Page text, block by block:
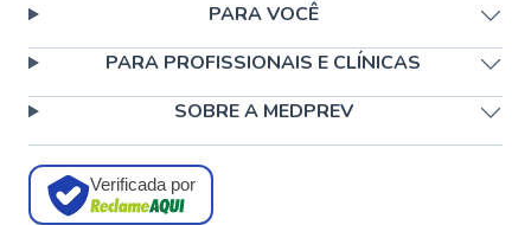
PARA VOCÊ
PARA PROFISSIONAIS E CLÍNICAS
SOBRE A MEDPREV
Verificada por